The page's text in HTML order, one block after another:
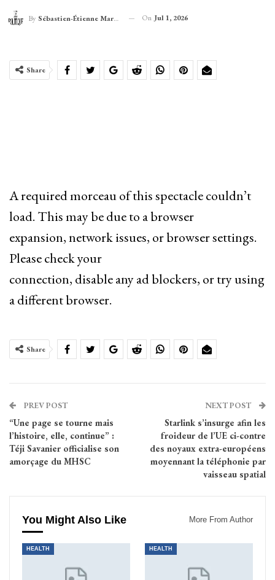
By Sébastien-Étienne Marechal On Jul 1, 2026
Share
A required morceau of this spectacle couldn’t
load. This may be due to a browser
expansion, network issues, or browser settings.
Please check your
connection, disable any ad blockers, or try using
a different browser.
Share
PREV POST
“Une page se tourne mais
l’histoire, elle, continue” :
Téji Savanier officialise son
amorçage du MHSC
NEXT POST
Starlink s’insurge afin les
froideur de l’UE ci-contre
des noyaux extra-européens
moyennant la téléphonie par
vaisseau spatial
You Might Also Like More From Author
HEALTH HEALTH